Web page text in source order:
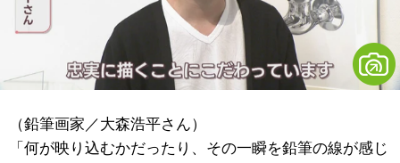
（鉛筆画家／大森浩平さん）
「何が映り込むかだったり、その一瞬を鉛筆の線が感じ